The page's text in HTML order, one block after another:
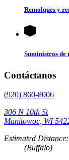
Remolques y
Suministros de
Contáctanos
(920) 860-8006
306 N 10th St
Manitowoc, WI
Estimated Distance:
(Buffalo)